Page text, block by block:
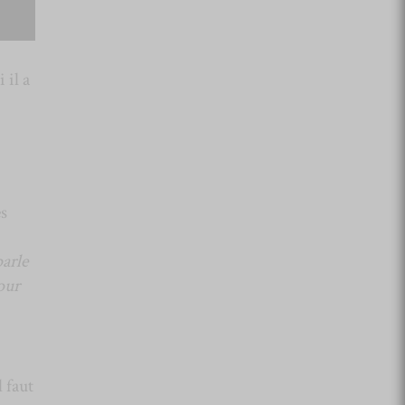
il a
faut